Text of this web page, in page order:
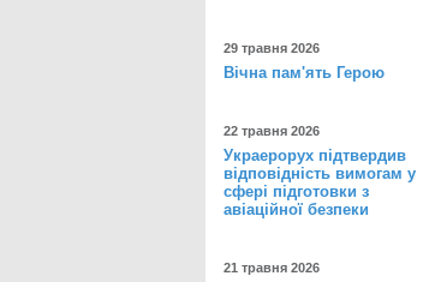
29 травня 2026
Вічна пам'ять Герою
22 травня 2026
Украерорух підтвердив
відповідність вимогам у
сфері підготовки з
авіаційної безпеки
21 травня 2026